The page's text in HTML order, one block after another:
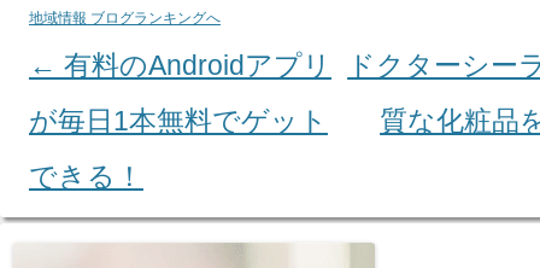
地域情報 ブログランキングへ
Post navigation
← 有料のAndroidアプリ
が毎日1本無料でゲット
できる！
ドクターシー
質な化粧品